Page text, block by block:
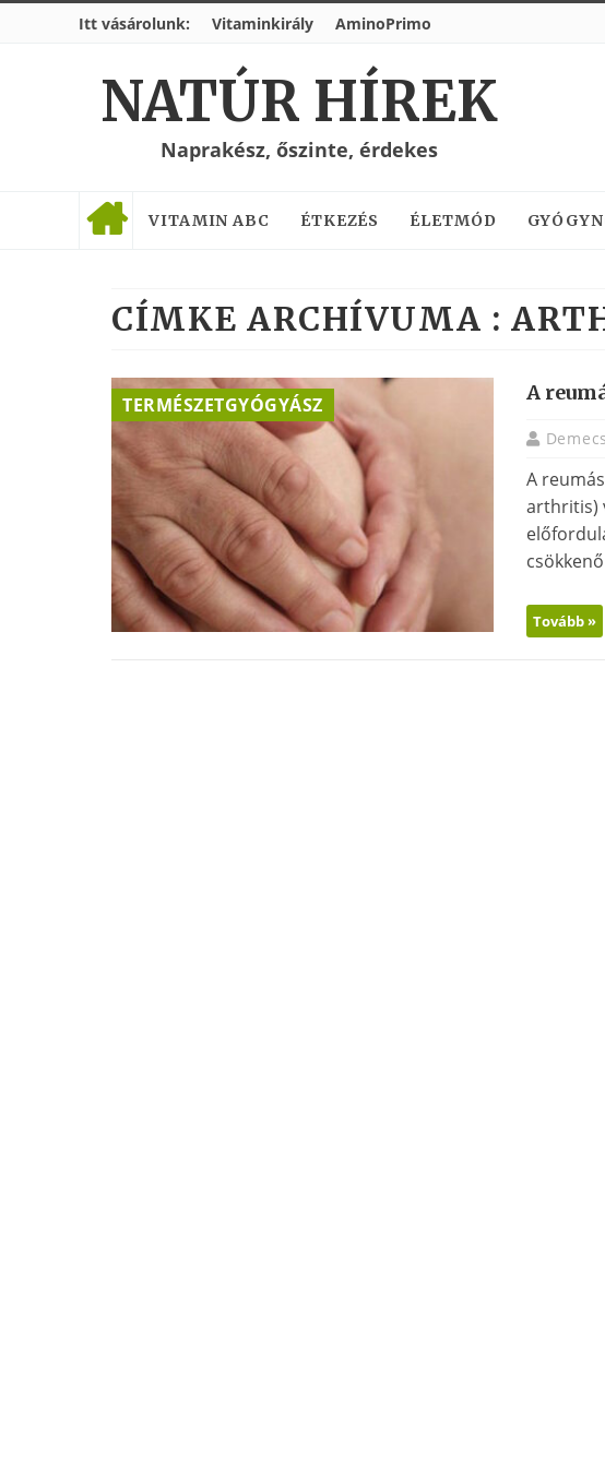
Itt vásárolunk: Vitaminkirály AminoPrimo
NATÚR HÍREK
Naprakész, őszinte, érdekes
VITAMIN ABC ÉTKEZÉS ÉLETMÓD
CÍMKE ARCHÍVUMA :
TERMÉSZETGYÓGYÁSZ A
A
arthritis)
Tovább »